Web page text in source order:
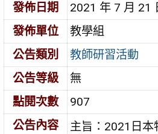
發佈日期
2021 年 7 月 21
發佈單位
教學組
公告類別
教師研習活動
公告等級
無
點閱次數
907
公告內容
主旨：2021日本